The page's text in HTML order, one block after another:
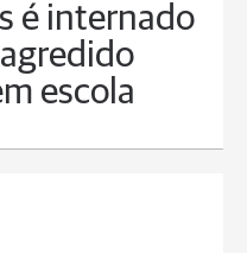
é internado
escola